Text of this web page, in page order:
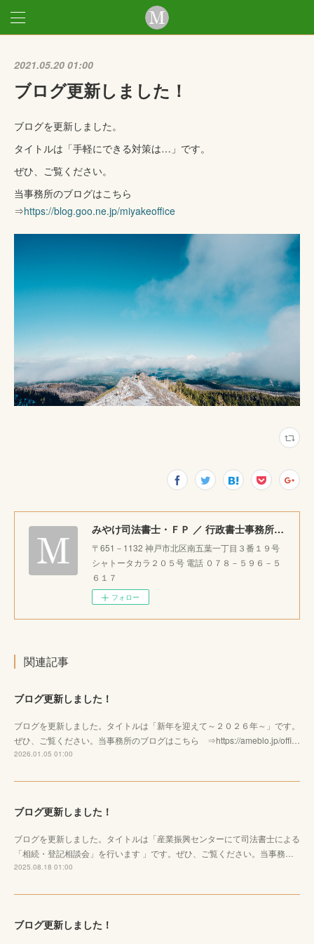
2021.05.20 01:00
ブログ更新しました！
ブログを更新しました。
タイトルは「手軽にできる対策は…」です。
ぜひ、ご覧ください。
当事務所のブログはこちら
⇒https://blog.goo.ne.jp/miyakeoffice
みやけ司法書士・ＦＰ ／ 行政書士事務所 ｜神戸市北区で相続・成年後見・生前整理のご相談をお受けしています。
〒651－1132 神戸市北区南五葉一丁目３番１９号
シャトータカラ２０５号 電話 ０７８－５９６－５
６１７
フォロー
関連記事
ブログ更新しました！
ブログを更新しました。タイトルは「新年を迎えて～２０２６年～」です。
ぜひ、ご覧ください。当事務所のブログはこちら ⇒https://ameblo.jp/offi…
2026.01.05 01:00
ブログ更新しました！
ブログを更新しました。タイトルは「産業振興センターにて司法書士による
「相続・登記相談会」を行います 」です。ぜひ、ご覧ください。当事務…
2025.08.18 01:00
ブログ更新しました！